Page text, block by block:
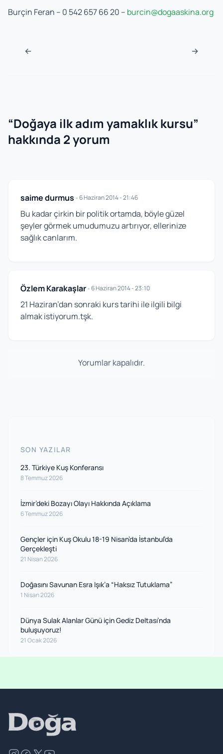
Burçin Feran – 0 542 657 66 20 – burcin@dogaaskina.org
Navigasyon sonrası
← →
“Doğaya ilk adım yamaklık kursu”
hakkında 2 yorum
saime durmus•6 Haziran 2014 - 21:46
Bu kadar çirkin bir politik ortamda, böyle güzel
şeyler görmek umudumuzu artırıyor, ellerinize
sağlık canlarım.
Özlem Karakaşlar•6 Haziran 2014 - 23:10
21 Haziran’dan sonraki kurs tarihi ile ilgili bilgi
almak istiyorum.tşk.
Yorumlar kapalıdır.
SON YAZILAR
23. Türkiye Kuş Konferansı
8 Temmuz 2026
İzmir’deki Bozayı Olayı Hakkında Açıklama
6 Temmuz 2026
Gençler için Kuş Okulu 18-19 Nisan’da İstanbul’da
Gerçekleşti
21 Nisan 2026
Doğasını Savunan Esra Işık’a “Haksız Tutuklama”
1 Nisan 2026
Dünya Sulak Alanlar Günü için Gediz Deltası’nda
buluşuyoruz!
21 Ocak 2026